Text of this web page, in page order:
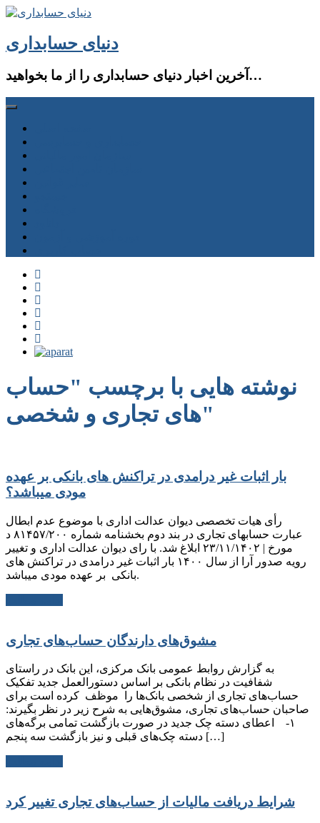
دنیای حسابداری
آخرین اخبار دنیای حسابداری را از ما بخواهید…
نوشته هایی با برچسب "حساب
های تجاری و شخصی"
بار اثبات غیر درامدی در تراکنش های بانکی بر عهده
مودی میباشد؟
رأی هیات تخصصی دیوان عدالت اداری با موضوع عدم ابطال
عبارت حسابهای تجاری در بند دوم بخشنامه شماره ۸۱۴۵۷/۲۰۰ د
مورخ | ۲۳/۱۱/۱۴۰۲ ابلاغ شد. با رای دیوان عدالت اداری و تغییر
رویه صدور آرا از سال ۱۴۰۰ بار اثبات غیر درامدی در تراکنش های
بانکی بر عهده مودی میباشد.
مشوق‌های دارندگان حساب‌های تجاری
به گزارش روابط عمومی بانک مرکزی، این بانک در راستای
شفافیت در نظام بانکی بر اساس دستورالعمل جدید تفکیک
حساب‌های تجاری از شخصی بانک‌ها را موظف کرده است برای
صاحبان حساب‌های تجاری، مشوق‌هایی به شرح زیر در نظر بگیرند:
۱- اعطای دسته چک جدید در صورت بازگشت تمامی برگه‌های
دسته چک‌های قبلی و نیز بازگشت سه پنجم […]
شرایط دریافت مالیات از حساب‌های تجاری تغییر کرد